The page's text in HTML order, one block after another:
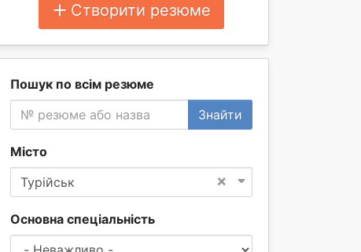
Створити резюме
Пошук по всім резюме
Знайти
Місто
×
Турійськ
Основна спеціальність